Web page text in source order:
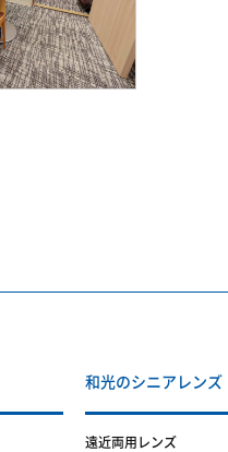
和光のシニアレンズ
遠近両用レンズ